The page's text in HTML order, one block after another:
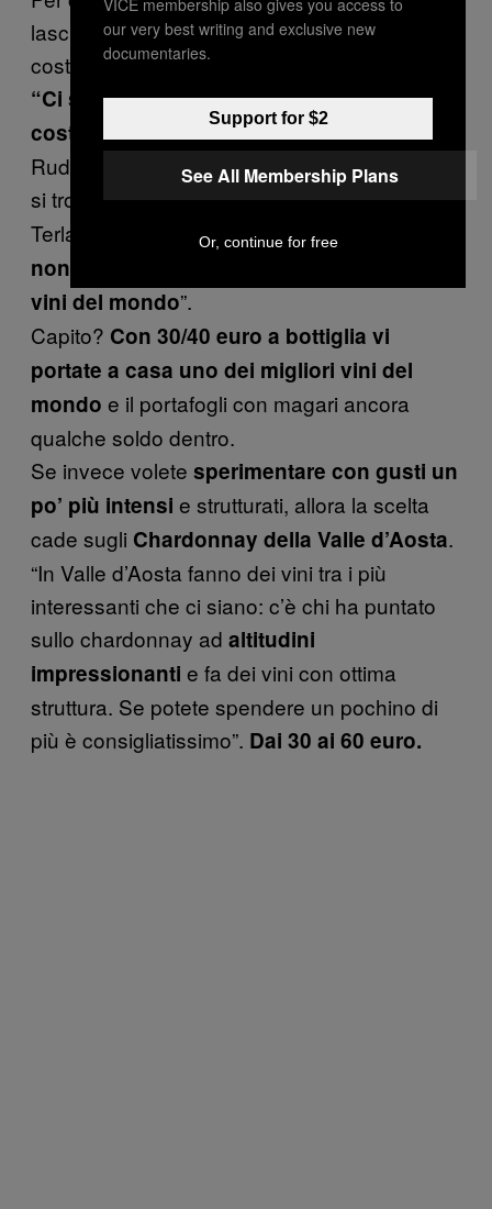
lasciato per ultimi quelli un pochino più
costosi, ma decisamente abbordabili.
“Ci sono dei grandi bianchi che non ti
costano un occhio della testa”
Rudy. “I migliori bianchi in circolazione per me
si trovano inAlto Adige, nella zona di
Terlano. Qui fanno deiPinot Bianchi che
non hanno niente da invidiare ai migliori
vini del mondo”.
Capito? Con 30/40 euro a bottiglia vi
portate a casa uno dei migliori vini del
mondo e il portafogli con magari ancora
qualche soldo dentro.
Se invece volete sperimentare con gusti un
po’ più intensi e strutturati, allora la scelta
cade sugli Chardonnay della Valle d’Aosta.
“In Valle d’Aosta fanno dei vini tra i più
interessanti che ci siano: c’è chi ha puntato
sullo chardonnay ad altitudini
impressionanti e fa dei vini con ottima
struttura. Se potete spendere un pochino di
più è consigliatissimo”. Dai 30 ai 60 euro.
our very best writing and exclusive new
documentaries.
Support for $2
See All Membership Plans
Or, continue for free